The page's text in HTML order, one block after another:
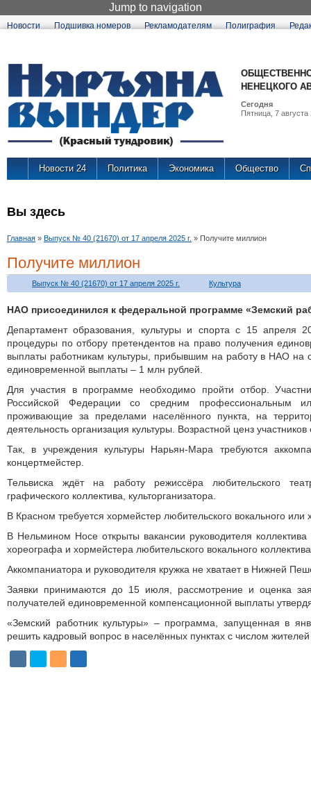
Jump to navigation
Новости Подшивка номеров Рекламодателям Полиграфия
НЕНЕЦКОГО
Сегодня
Пятница, 7 августа
Новости 24 Политика Экономика Общество
Вы здесь
Главная » Выпуск № 40 (21670) от 17 апреля 2025 г. » Получите миллион
Получите миллион
Выпуск № 40 (21670) от 17 апреля 2025 г. Культура
НАО присоединился к федеральной программе «Земский
Департамент образования, культуры и спорта с 15 апреля
процедуры по отбору претендентов на право получения
выплаты работникам культуры, прибывшим на работу в НАО на
едино­временной выплаты – 1 млн рублей.
Для участия в программе необходимо пройти отбор.
Российской Федерации со средним профессио­нальным
проживающие за пределами населённого пунк­та, на
деятельность организация культуры. Возрастной ценз участников
Так, в учреждения культуры Нарьян-Мара требуются
концертмейстер.
Тельвиска ждёт на работу режиссёра любительского
графического коллектива, культорганизатора.
В Красном требуется хормейстер любительского вокального или
В Нельмином Носе открыты вакансии руководителя коллектива
хореографа и хормейстера любительского вокального
Аккомпаниатора и руководителя кружка не хватает в Нижней
Заявки принимаются до 15 июля, рассмотрение и оценка
получателей единовременной компенсационной выплаты
«Земский работник культуры» – программа, запущенная в
решить кадровый вопрос в населённых пунктах с числом